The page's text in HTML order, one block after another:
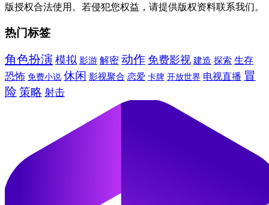
版授权合法使用。若侵犯您权益，请提供版权资料联系我们。
热门标签
角色扮演 模拟 影游 解密 动作 免费影视 建造 探索 生存
恐怖 免费小说 休闲 影视聚合 恋爱 卡牌 开放世界 电视直播 冒
险 策略 射击